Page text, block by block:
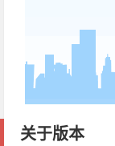
关于版本